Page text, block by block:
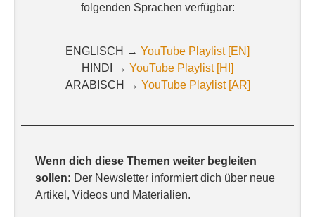
folgenden Sprachen verfügbar:
ENGLISCH → YouTube Playlist [EN]
HINDI → YouTube Playlist [HI]
ARABISCH → YouTube Playlist [AR]
Wenn dich diese Themen weiter begleiten
sollen: Der Newsletter informiert dich über neue
Artikel, Videos und Materialien.